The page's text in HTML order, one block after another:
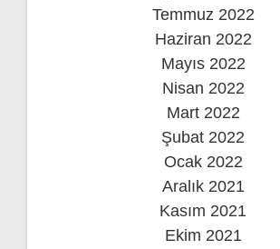
Temmuz 2022
Haziran 2022
Mayıs 2022
Nisan 2022
Mart 2022
Şubat 2022
Ocak 2022
Aralık 2021
Kasım 2021
Ekim 2021